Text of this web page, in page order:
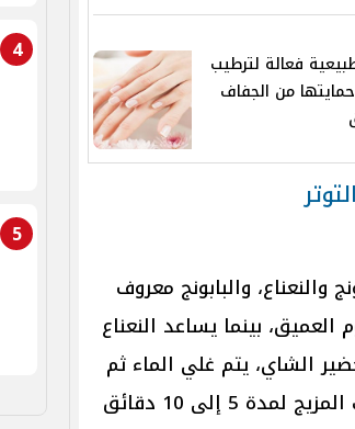
فعالة لترطيب
من الجفاف
والبابونج معروف
بينما يساعد النعناع
الشاي، يتم غلي الماء ثم
إضافة ملعقة من البابونج وملعقة من النعناع، ويترك المزيج لمدة 5 إلى 10 دقائق
4
5